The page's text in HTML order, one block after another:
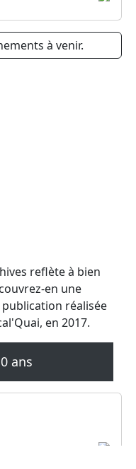
reflète à bien
en une
réalisée
en 2017.
ans
à venir.